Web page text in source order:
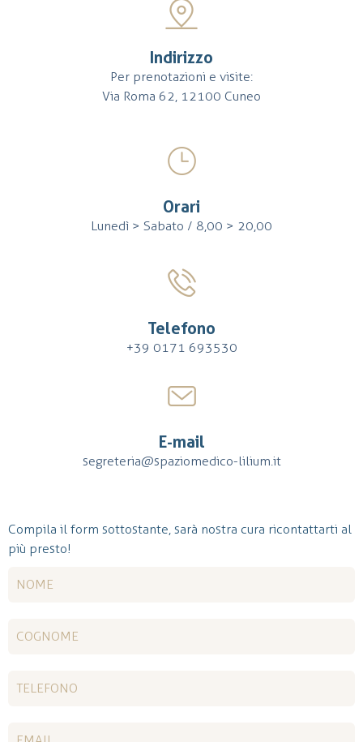
Indirizzo
Per prenotazioni e visite:
Via Roma 62, 12100 Cuneo
Orari
Lunedì > Sabato / 8,00 > 20,00
Telefono
+39 0171 693530
E-mail
segreteria@spaziomedico-lilium.it
Compila il form sottostante, sarà nostra cura ricontattarti al
più presto!